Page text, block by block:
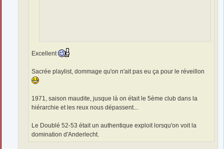
Excellent
Sacrée playlist, dommage qu'on n'ait pas eu ça pour le réveillon
1971, saison maudite, jusque là on était le 5ème club dans la
hiérarchie et les reux nous dépassent...
Le Doublé 52-53 était un authentique exploit lorsqu'on voit la
domination d'Anderlecht.